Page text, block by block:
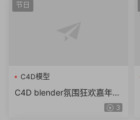
节日
C4D模型
C4D blender氛围狂欢嘉年华
锣鼓棉花糖图标fbx obj模型3